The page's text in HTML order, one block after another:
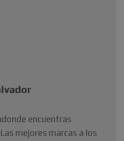
encuentras
mejores marcas a los